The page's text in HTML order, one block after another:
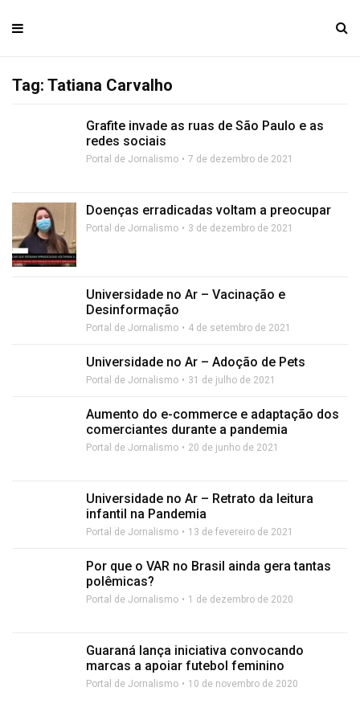
Tag: Tatiana Carvalho
Grafite invade as ruas de São Paulo e as
redes sociais
Portal de Jornalismo 7 de dezembro de 2021
Doenças erradicadas voltam a preocupar
Portal de Jornalismo 3 de dezembro de 2021
Universidade no Ar – Vacinação e
Desinformação
Portal de Jornalismo 4 de setembro de 2021
Universidade no Ar – Adoção de Pets
Portal de Jornalismo 31 de julho de 2021
Aumento do e-commerce e adaptação dos
comerciantes durante a pandemia
Portal de Jornalismo 20 de junho de 2021
Universidade no Ar – Retrato da leitura
infantil na Pandemia
Portal de Jornalismo 13 de fevereiro de 2021
Por que o VAR no Brasil ainda gera tantas
polêmicas?
Portal de Jornalismo 1 de dezembro de 2020
Guaraná lança iniciativa convocando
marcas a apoiar futebol feminino
Portal de Jornalismo 10 de novembro de 2020